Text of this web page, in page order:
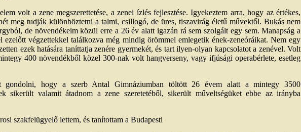
volt a zene megszerettetése, a zenei ízlés fejlesztése. Igyekeztem arra, hogy az értékes,
meg tudják különböztetni a talmi, csillogó, de üres, tiszavirág életű művektől. Bukás nem
de növendékeim közül erre a 26 év alatt igazán rá sem szolgált egy sem. Manapság a
ezelőtt végzettekkel találkozva még mindig örömmel emlegetik ének-zeneóráikat. Nem egy
ezek hatására taníttatja zenére gyermekét, és tart ilyen-olyan kapcsolatot a zenével. Volt
400 növendékből közel 300-nak volt hangverseny, vagy ifjúsági operabérlete, esetleg
gondolni, hogy a szerb Antal Gimnáziumban töltött 26 évem alatt a mintegy 3500
sikerült valamit átadnom a zene szeretetéből, sikerült műveltségüket ebbe az irányba
szakfelügyelő lettem, és tanítottam a Budapesti